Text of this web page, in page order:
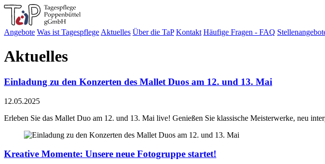
Angebote Was ist Tagespflege Aktuelles Über die TaP Kontakt Häufige Fragen - FAQ
Aktuelles
Einladung zu den Konzerten des Mallet Duos am 12. und 13. Mai
12.05.2025
Erleben Sie das Mallet Duo am 12. und 13. Mai live! Genießen Sie klassische Meisterwerke, neu
Kreative Momente: Unsere neue Fotogruppe startet!